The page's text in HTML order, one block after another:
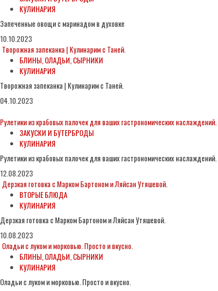
КУЛИНАРИЯ
Запеченные овощи с маринадом в духовке
10.10.2023
Творожная запеканка | Кулинарим с Таней.
БЛИНЫ, ОЛАДЬИ, СЫРНИКИ
КУЛИНАРИЯ
Творожная запеканка | Кулинарим с Таней.
04.10.2023
Рулетики из крабовых палочек для ваших гастрономических наслаждений.
ЗАКУСКИ И БУТЕРБРОДЫ
КУЛИНАРИЯ
Рулетики из крабовых палочек для ваших гастрономических наслаждений.
12.08.2023
Дерзкая готовка с Марком Бартоном и Ляйсан Утяшевой.
ВТОРЫЕ БЛЮДА
КУЛИНАРИЯ
Дерзкая готовка с Марком Бартоном и Ляйсан Утяшевой.
10.08.2023
Оладьи с луком и морковью. Просто и вкусно.
БЛИНЫ, ОЛАДЬИ, СЫРНИКИ
КУЛИНАРИЯ
Оладьи с луком и морковью. Просто и вкусно.